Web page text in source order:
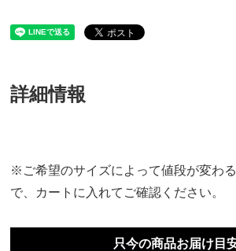
詳細情報
※ご希望のサイズによって値段が変わ
で、カートに入れてご確認ください。
只今の商品お届け目